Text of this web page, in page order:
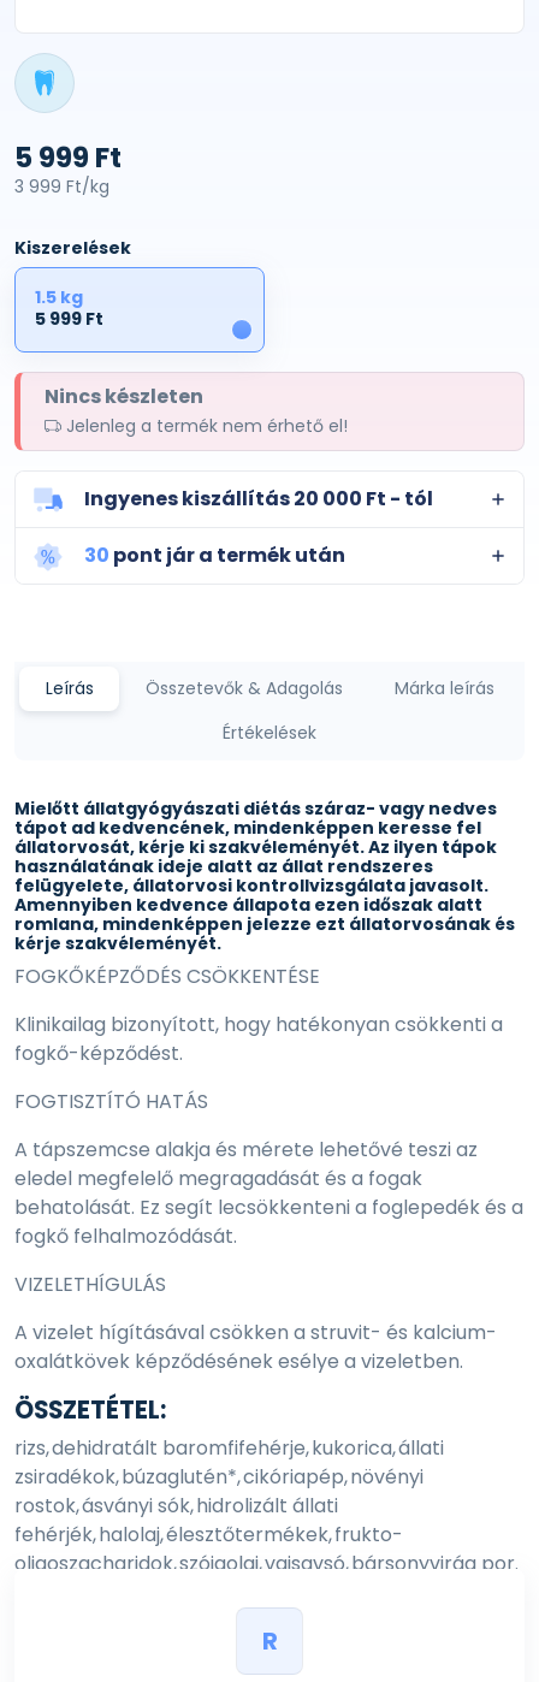
5 999 Ft
3 999 Ft/kg
Kiszerelések
1
1.5 kg
5 999 Ft
Nincs készleten
Jelenleg a termék nem érhető el!
Ingyenes kiszállítás 20 000 Ft - tól
30 pont jár a termék után
Leírás Összetevők & Adagolás
Márka leírás
Értékelések
Mielőtt állatgyógyászati diétás száraz- vagy nedves
tápot ad kedvencének, mindenképpen keresse fel
állatorvosát, kérje ki szakvéleményét. Az ilyen tápok
használatának ideje alatt az állat rendszeres
felügyelete, állatorvosi kontrollvizsgálata javasolt.
Amennyiben kedvence állapota ezen időszak alatt
romlana, mindenképpen jelezze ezt állatorvosának és
kérje szakvéleményét.
FOGKŐKÉPZŐDÉS CSÖKKENTÉSE
Klinikailag bizonyított, hogy hatékonyan csökkenti a
fogkő-képződést.
FOGTISZTÍTÓ HATÁS
A tápszemcse alakja és mérete lehetővé teszi az
eledel megfelelő megragadását és a fogak
behatolását. Ez segít lecsökkenteni a foglepedék és a
fogkő felhalmozódását.
VIZELETHÍGULÁS
A vizelet hígításával csökken a struvit- és kalcium-
oxalátkövek képződésének esélye a vizeletben.
ÖSSZETÉTEL:
rizs, dehidratált baromfifehérje, kukorica, állati
zsiradékok, búzaglutén*, cikóriapép, növényi
rostok, ásványi sók, hidrolizált állati
fehérjék, halolaj, élesztőtermékek, frukto-
oligoszacharidok, szójaolaj, vajsavsó, bársonyvirág por.
R